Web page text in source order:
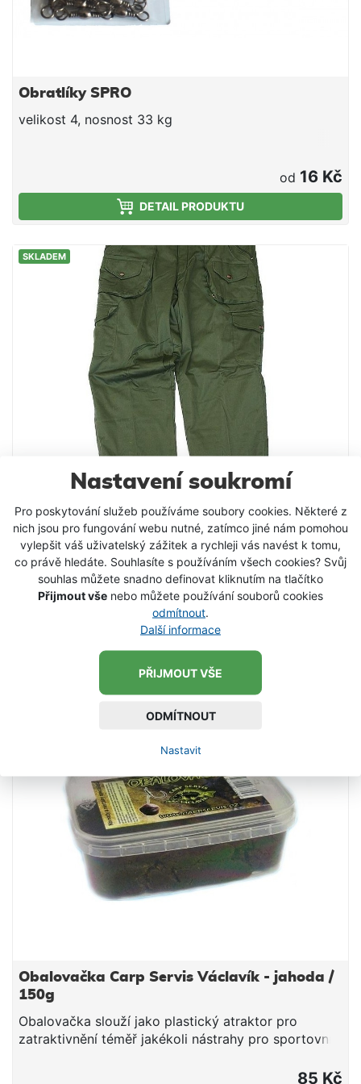
Nastavení soukromí
Pro poskytování služeb používáme soubory cookies. Některé z
nich jsou pro fungování webu nutné, zatímco jiné nám pomohou
vylepšit váš uživatelský zážitek a rychleji vás navést k tomu,
co právě hledáte. Souhlasíte s používáním všech cookies? Svůj
souhlas můžete snadno definovat kliknutím na tlačítko
Přijmout vše nebo můžete používání souborů cookies
odmítnout.
Další informace
PŘIJMOUT VŠE
ODMÍTNOUT
Nastavit
Obratlíky SPRO
velikost 4, nosnost 33 kg
od 16 Kč
DETAIL PRODUKTU
SKLADEM
Kalhoty s tepelnou vložkou UNIVERS
Praktické zelené kalhoty s tepelnou vložkou určené
do chladnějšího počasí. Kalhoty jsou vhodné pro
pobyt v přírodě a ocení je každý rybář nebo
DETAIL PRODUKTU
Obalovačka Carp Servis Václavík - jahoda /
150g
Obalovačka slouží jako plastický atraktor pro
zatraktivnění téměř jakékoli nástrahy pro sportovní
vrstvě cca 2–4 mm. Obalovačka je nositelem nejen
85 Kč